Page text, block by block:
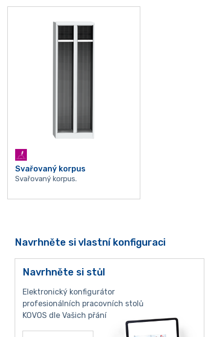
Svařovaný korpus
Svařovaný korpus.
Navrhněte si vlastní konfiguraci
Navrhněte si stůl
Elektronický konfigurátor
profesionálních pracovních stolů
KOVOS dle Vašich přání